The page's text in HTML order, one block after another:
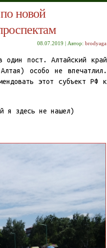
новой
08.07.2019 | Автор: brodyaga
один пост. Алтайский край
особо не впечатлил.
этот субъект РФ к
я здесь не нашел)